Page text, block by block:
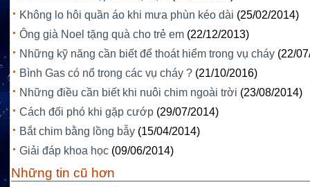
Không lo hôi quần áo khi mưa phùn kéo dài (25/02/2014)
Ông già Noel tặng quà cho trẻ em (22/12/2013)
Những kỹ năng cần biết để thoát hiểm trong vụ cháy (22/
Bình Gas có nổ trong các vụ cháy ? (21/10/2016)
Những điều cần biết khi nuôi chim ngoài trời (23/08/2014)
Cách đối phó khi gặp cướp (29/07/2014)
Bắt chim bằng lồng bẫy (15/04/2014)
Giải đáp khoa học (09/06/2014)
Những tin cũ hơn